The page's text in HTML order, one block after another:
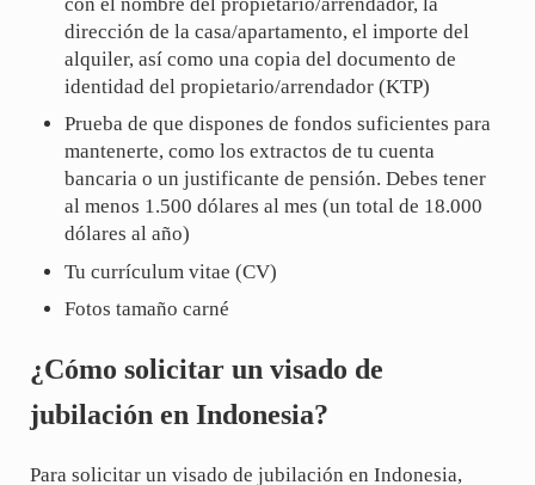
dirección de la casa/apartamento, el importe del
alquiler, así como una copia del documento de
identidad del propietario/arrendador (KTP)
Prueba de que dispones de fondos suficientes para
mantenerte, como los extractos de tu cuenta
bancaria o un justificante de pensión. Debes tener
al menos 1.500 dólares al mes (un total de 18.000
dólares al año)
Tu currículum vitae (CV)
Fotos tamaño carné
¿Cómo solicitar un visado de
jubilación en Indonesia?
Para solicitar un visado de jubilación en Indonesia,